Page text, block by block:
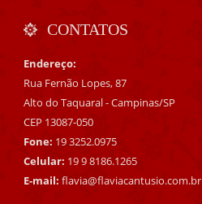
CONTATOS
Endereço:
Rua Fernão Lopes, 87
Alto do Taquaral - Campinas/SP
CEP 13087-050
Fone: 19 3252.0975
Celular: 19 9 8186.1265
E-mail: flavia@flaviacantusio.com.br